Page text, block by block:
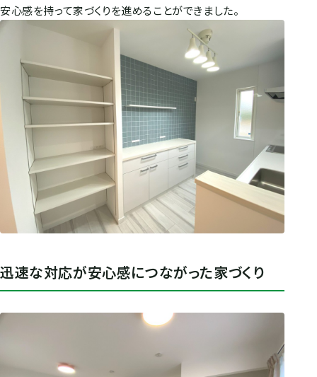
安心感を持って家づくりを進めることができました。
迅速な対応が安心感につながった家づくり